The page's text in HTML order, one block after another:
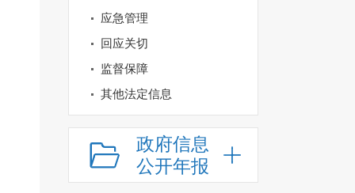
应急管理
回应关切
监督保障
其他法定信息
政府信息
公开年报